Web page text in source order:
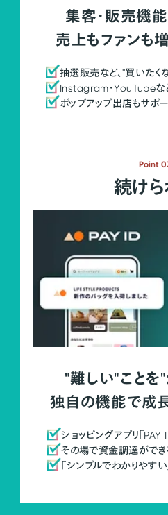
集客・販売機
売上もファンも
抽選販売など、"買いたく
Instagram・YouTubeな
ポップアップ出店もサポー
Point
続けら
"難しい"ことを
独自の機能で成
ショッピングアプリ「PAY
その場で資金調達ができ
「シンプルでわかりやす